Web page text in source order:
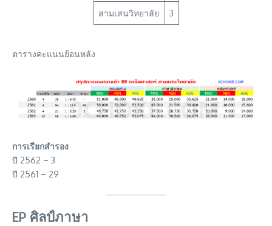
สามเสนวิทยาลัย 3
ตารางคะแนนย้อนหลัง
การเรียกสำรอง
ปี 2562 – 3
ปี 2561 – 29
EP ศิลป์ภาษา